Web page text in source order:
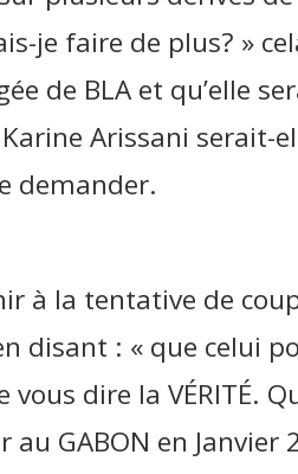
je faire de plus? »
de BLA et qu’elle
Arissani serait-
demander.
à la tentative de
disant : « que celui
vous dire la VÉRITÉ.
au GABON en Janvier